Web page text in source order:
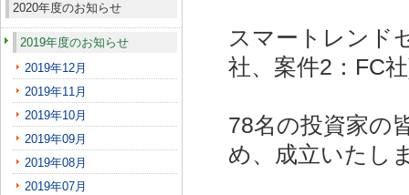
2020年度のお知らせ
2019年度のお知らせ
2019年12月
2019年11月
2019年10月
2019年09月
2019年08月
2019年07月
スマートレンド
社、案件2：FC
78名の投資家の
め、成立いたし